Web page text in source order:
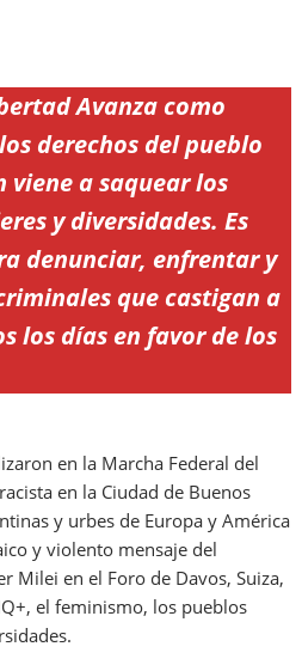
Avanza como
derechos del pueblo
a saquear los
y diversidades. Es
denunciar, enfrentar y
que castigan a
los días en favor de los
en la Marcha Federal del
en la Ciudad de Buenos
y urbes de Europa y América
y violento mensaje del
Milei en el Foro de Davos, Suiza,
el feminismo, los pueblos